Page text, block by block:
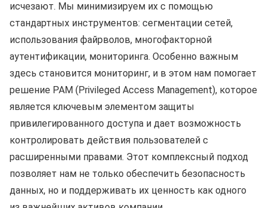
исчезают. Мы минимизируем их с помощью
стандартных инструментов: сегментации сетей,
использования файрволов, многофакторной
аутентификации, мониторинга. Особенно важным
здесь становится мониторинг, и в этом нам помогает
решение PAM (Privileged Access Management), которое
является ключевым элементом защиты
привилегированного доступа и дает возможность
контролировать действия пользователей с
расширенными правами. Этот комплексный подход
позволяет нам не только обеспечить безопасность
данных, но и поддерживать их ценность как одного